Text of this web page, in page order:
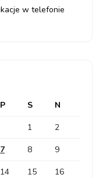
w telefonie
P S
N
1
2
7 8
9
14 15
16